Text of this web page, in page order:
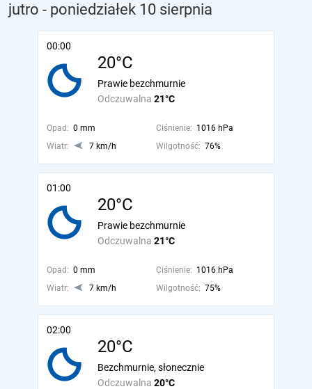
jutro - poniedziałek 10 sierpnia
00:00
20°C
Odczuwalna 21°C
Prawie bezchmurnie
Opad: 0 mm Ciśnienie: 1016 hPa
Wiatr:
7 km/h Wilgotność: 76%
01:00
20°C
Odczuwalna 21°C
Prawie bezchmurnie
Opad: 0 mm Ciśnienie: 1016 hPa
Wiatr:
7 km/h Wilgotność: 75%
02:00
20°C
Odczuwalna 20°C
Bezchmurnie, słonecznie